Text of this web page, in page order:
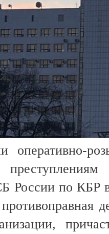
оперативно-
России по КБР